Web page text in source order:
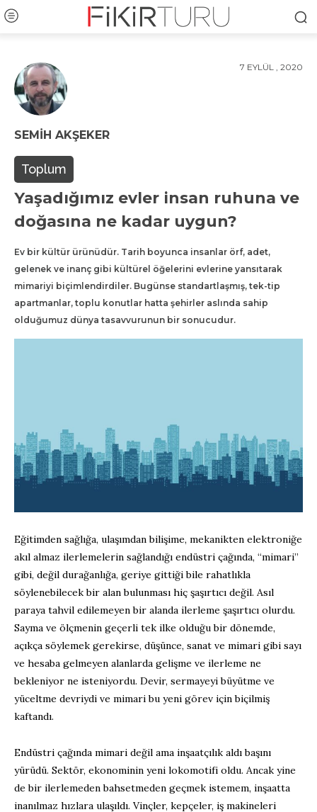
7 EYLÜL , 2020
SEMIH AKŞEKER
Toplum
Yaşadığımız evler insan ruhuna ve
doğasına ne kadar uygun?
Ev bir kültür ürünüdür. Tarih boyunca insanlar örf, adet,
gelenek ve inanç gibi kültürel öğelerini evlerine yansıtarak
mimariyi biçimlendirdiler. Bugünse standartlaşmış, tek-tip
apartmanlar, toplu konutlar hatta şehirler aslında sahip
olduğumuz dünya tasavvurunun bir sonucudur.
Eğitimden sağlığa, ulaşımdan bilişime, mekanikten elektroniğe
akıl almaz ilerlemelerin sağlandığı endüstri çağında, “mimari”
gibi, değil durağanlığa, geriye gittiği bile rahatlıkla
söylenebilecek bir alan bulunması hiç şaşırtıcı değil. Asıl
paraya tahvil edilemeyen bir alanda ilerleme şaşırtıcı olurdu.
Sayma ve ölçmenin geçerli tek ilke olduğu bir dönemde,
açıkça söylemek gerekirse, düşünce, sanat ve mimari gibi sayı
ve hesaba gelmeyen alanlarda gelişme ve ilerleme ne
bekleniyor ne isteniyordu. Devir, sermayeyi büyütme ve
yüceltme devriydi ve mimari bu yeni görev için biçilmiş
kaftandı.
Endüstri çağında mimari değil ama inşaatçılık aldı başını
yürüdü. Sektör, ekonominin yeni lokomotifi oldu. Ancak yine
de bir ilerlemeden bahsetmeden geçmek istemem, inşaatta
inanılmaz hızlara ulaşıldı. Vinçler, kepçeler, iş makineleri